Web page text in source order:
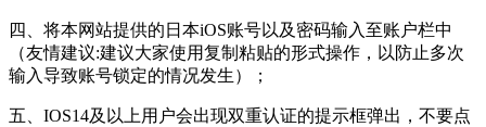
四、将本网站提供的日本iOS账号以及密码输入至账户栏中
（友情建议:建议大家使用复制粘贴的形式操作，以防止多次
输入导致账号锁定的情况发生）；
五、IOS14及以上用户会出现双重认证的提示框弹出，不要点